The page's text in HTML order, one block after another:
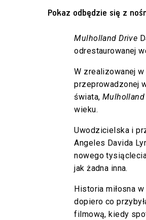
Pokaz odbędzie się z
Mulholland Drive
odrestaurowanej
W zrealizowanej
przeprowadzonej
świata, Mulholland
wieku.
Uwodzicielska i
Angeles Davida
nowego
jak żadna inna.
Historia miłosna
dopiero co
filmową, kiedy